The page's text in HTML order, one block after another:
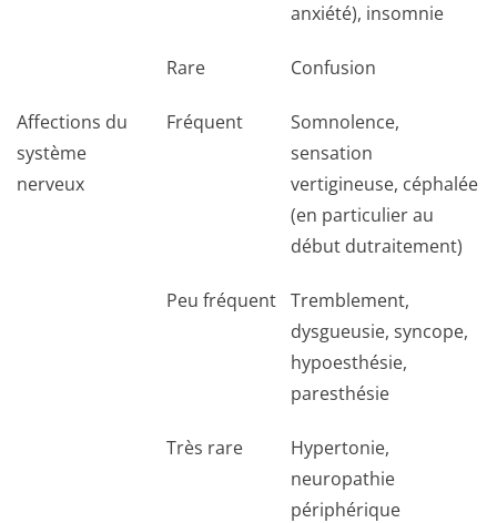
anxiété), insomnie
Rare Confusion
Affections du
système
nerveux
Fréquent
Somnolence,
sensation
vertigineuse, céphalée
(en particulier au
début dutraitement)
Peu fréquent Tremblement,
dysgueusie, syncope,
hypoesthésie,
paresthésie
Très rare
Hypertonie,
neuropathie
périphérique